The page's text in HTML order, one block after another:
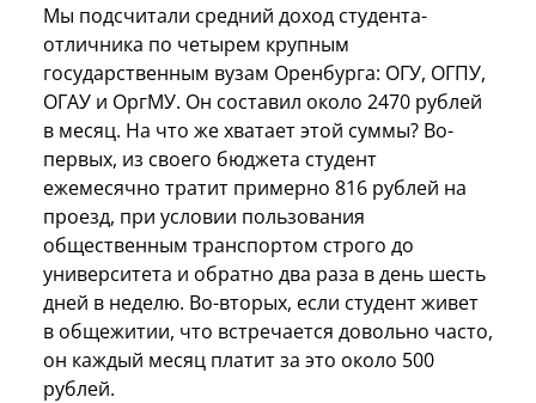
Мы подсчитали средний доход студента-
отличника по четырем крупным
государственным вузам Оренбурга: ОГУ, ОГПУ,
ОГАУ и ОргМУ. Он составил около 2470 рублей
в месяц. На что же хватает этой суммы? Во-
первых, из своего бюджета студент
ежемесячно тратит примерно 816 рублей на
проезд, при условии пользования
общественным транспортом строго до
университета и обратно два раза в день шесть
дней в неделю. Во-вторых, если студент живет
в общежитии, что встречается довольно часто,
он каждый месяц платит за это около 500
рублей.